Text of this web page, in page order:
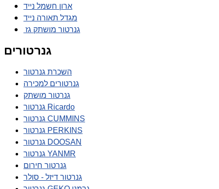
ארון חשמל נייד
מגדל תאורה נייד
גנרטור מושתק גז
גנרטורים
השכרת גנרטור
גנרטורים למכירה
גנרטור מושתק
גנרטור Ricardo
גנרטור CUMMINS
גנרטור PERKINS
גנרטור DOOSAN
גנרטור YANMR
גנרטור חירום
גנרטור דיזל - סולר